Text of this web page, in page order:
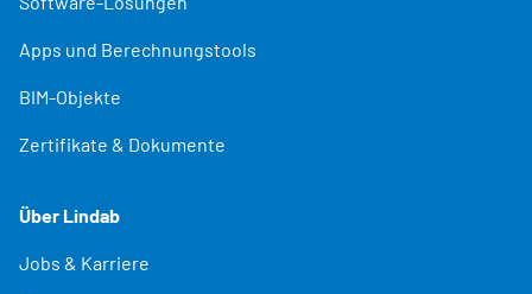
Apps und Berechnungstools
BIM-Objekte
Zertifikate & Dokumente
Über Lindab
Jobs & Karriere